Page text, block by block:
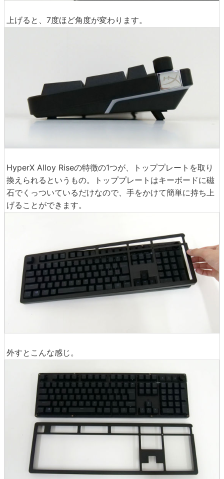
上げると、7度ほど角度が変わります。
HyperX Alloy Riseの特徴の1つが、トッププレートを取り
換えられるというもの。トッププレートはキーボードに磁
石でくっついているだけなので、手をかけて簡単に持ち上
げることができます。
外すとこんな感じ。